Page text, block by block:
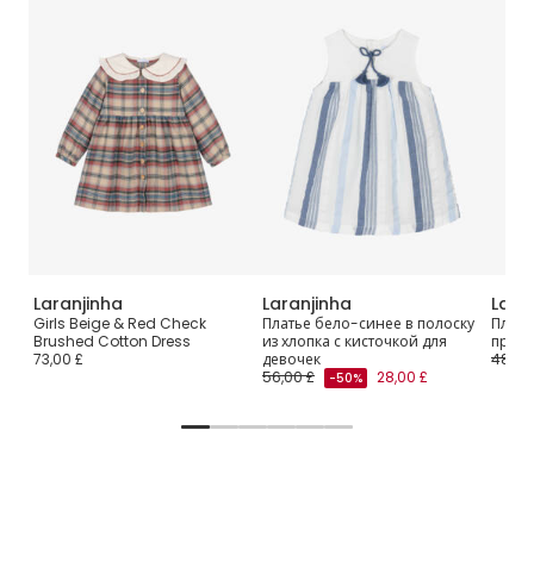
Laranjinha
Girls Beige & Red Check
Brushed Cotton Dress
73,00 £
Laranjinha
Платье бело-синее в полоску
из хлопка с кисточкой для
девочек
56,00 £
-50% 28,00 £
48,00